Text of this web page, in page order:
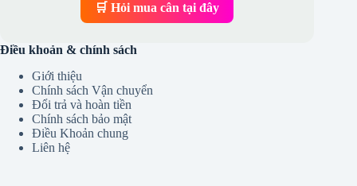
🛒 Hỏi mua cân tại đây
Điều khoản & chính sách
Giới thiệu
Chính sách Vận chuyển
Đổi trả và hoàn tiền
Chính sách bảo mật
Điều Khoản chung
Liên hệ